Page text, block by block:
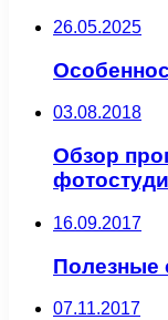
26.05.2025
03.08.2018
Обзор
16.09.2017
Полезные
07.11.2017